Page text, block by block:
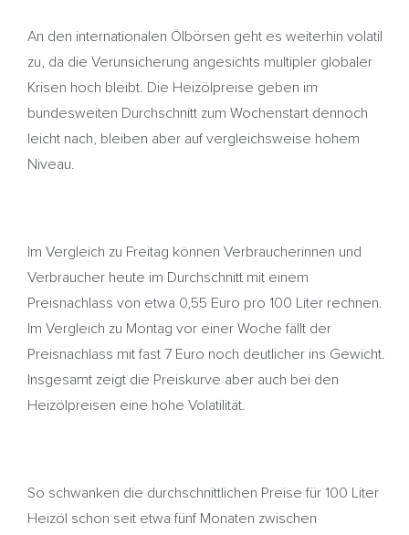
An den internationalen Ölbörsen geht es weiterhin volatil
zu, da die Verunsicherung angesichts multipler globaler
Krisen hoch bleibt. Die Heizölpreise geben im
bundesweiten Durchschnitt zum Wochenstart dennoch
leicht nach, bleiben aber auf vergleichsweise hohem
Niveau.
Im Vergleich zu Freitag können Verbraucherinnen und
Verbraucher heute im Durchschnitt mit einem
Preisnachlass von etwa 0,55 Euro pro 100 Liter rechnen.
Im Vergleich zu Montag vor einer Woche fällt der
Preisnachlass mit fast 7 Euro noch deutlicher ins Gewicht.
Insgesamt zeigt die Preiskurve aber auch bei den
Heizölpreisen eine hohe Volatilität.
So schwanken die durchschnittlichen Preise für 100 Liter
Heizöl schon seit etwa fünf Monaten zwischen